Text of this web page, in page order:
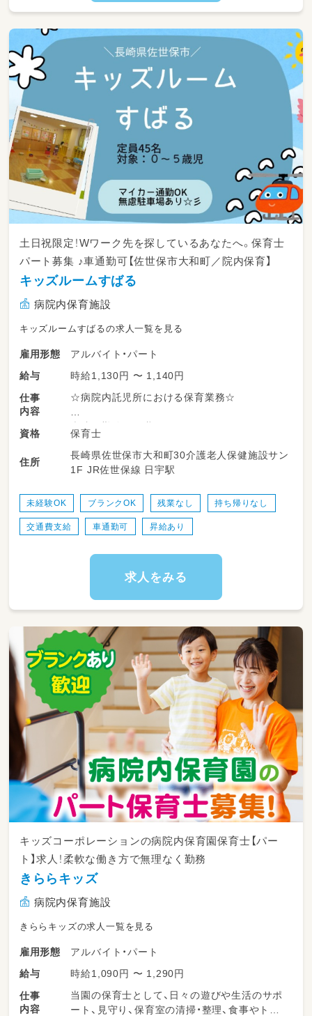
土日祝限定！Wワーク先を探しているあなたへ。保育士
パート募集 ♪車通勤可【佐世保市大和町／院内保育】
キッズルームすばる
病院内保育施設
キッズルームすばるの求人一覧を見る
雇用形態
アルバイト・パート
給与
時給1,130円 〜 1,140円
仕事
内容
☆病院内託児所における保育業務☆
病院に勤務する職員のお子さまをお預かりしま
す。
＜１日の流れ＞
１０：００～／自由遊び（体操、絵本、公園へのお
出かけ、サントレなど）
１１：３０～／お昼の時間（お弁当給食）
１５：００～／おやつタイム、自由遊び
～１８：００／お迎え
定員：45名
資格 保育士
住所
長崎県佐世保市大和町30介護老人保健施設サン
1F JR佐世保線 日宇駅
未経験OK ブランクOK 残業なし 持ち帰りなし
交通費支給 車通勤可 昇給あり
求人をみる
キッズコーポレーションの病院内保育園保育士【パー
ト】求人！柔軟な働き方で無理なく勤務
きららキッズ
病院内保育施設
きららキッズの求人一覧を見る
雇用形態
アルバイト・パート
給与
時給1,090円 〜 1,290円
仕事
内容
当園の保育士として、日々の遊びや生活のサポ
ート、見守り、保育室の清掃・整理、食事やトイ